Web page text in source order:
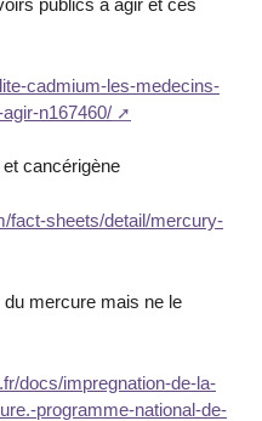
cadmium-les-medecins-
n167460/
cancérigène
fact-sheets/detail/mercury-
mercure mais ne le
docs/impregnation-de-la-
programme-national-de-